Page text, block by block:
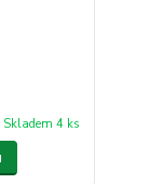
Skladem 4 ks